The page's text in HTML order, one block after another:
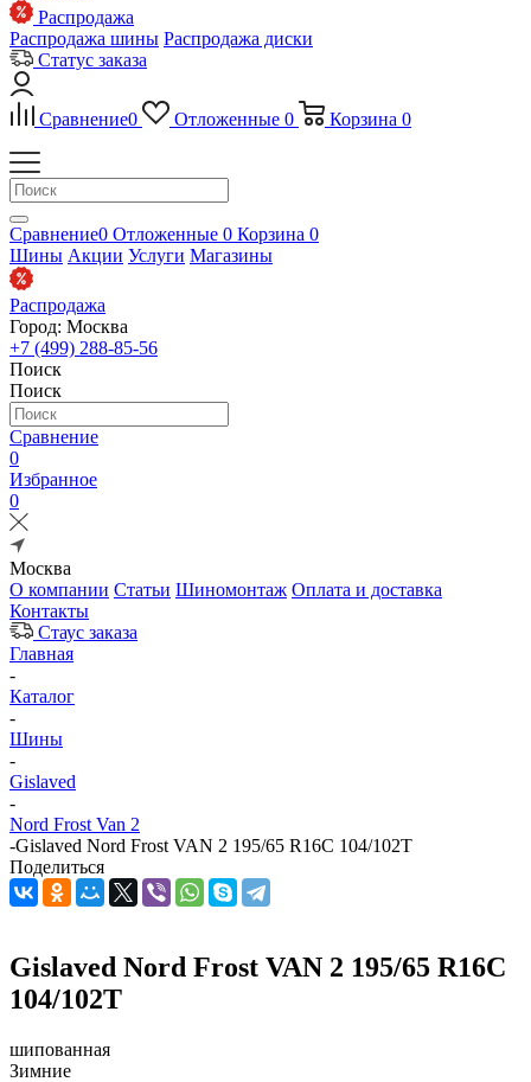
Распродажа
Распродажа шины Распродажа диски
Статус заказа
Сравнение0 Отложенные 0 Корзина 0
Сравнение0 Отложенные 0 Корзина 0
Шины Акции Услуги Магазины
Распродажа
Город: Москва
+7 (499) 288-85-56
Поиск
Поиск
Сравнение
0
Избранное
0
Москва
О компании Статьи Шиномонтаж Оплата и доставка
Контакты
Стаус заказа
Главная
-
Каталог
-
Шины
-
Gislaved
-
Nord Frost Van 2
-Gislaved Nord Frost VAN 2 195/65 R16C 104/102T
Поделиться
Gislaved Nord Frost VAN 2 195/65 R16C
104/102T
шипованная
Зимние